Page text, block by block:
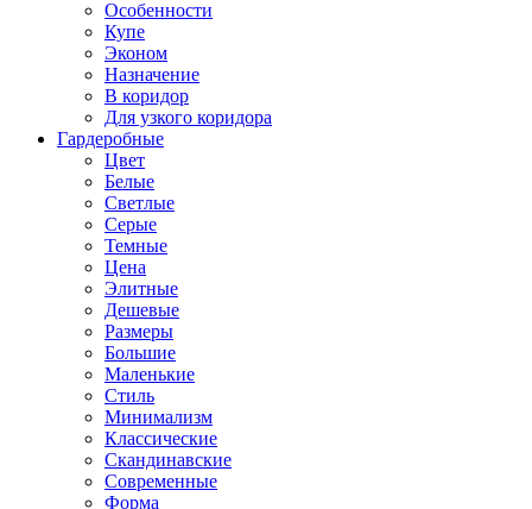
Особенности
Купе
Эконом
Назначение
В коридор
Для узкого коридора
Гардеробные
Цвет
Белые
Светлые
Серые
Темные
Цена
Элитные
Дешевые
Размеры
Большие
Маленькие
Стиль
Минимализм
Классические
Скандинавские
Современные
Форма